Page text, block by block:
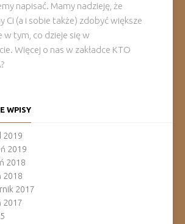
napisać. Mamy nadzieję, że
Ci (a i sobie także) zdobyć większe
w tym, co dzieje się w
Więcej o nas w zakładce KTO
WPISY
2019
2019
2018
2018
2017
2017